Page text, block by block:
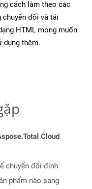
cách làm theo các
chuyển đổi và tải
HTML mong muốn
dụng thêm.
Cloud
chuyển đổi định
phẩm nào sang